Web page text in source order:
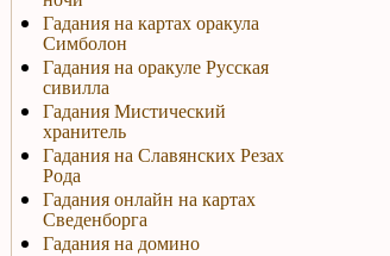
Гадания на картах оракула
Симболон
Гадания на оракуле Русская
сивилла
Гадания Мистический
хранитель
Гадания на Славянских Резах
Рода
Гадания онлайн на картах
Сведенборга
Гадания на домино